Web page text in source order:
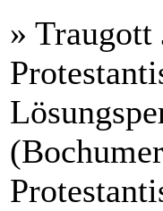
»